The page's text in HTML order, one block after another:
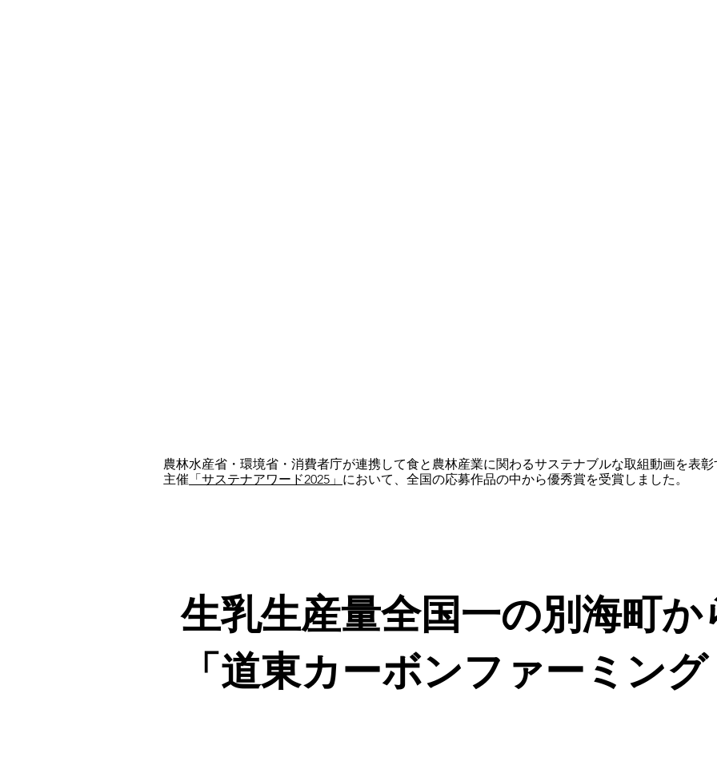
農林水産省・環境省・消費者庁が連携して食と農林産業に関わるサステナブルな取組動画を表
主催 「サステナアワード2025」 において、全国の応募作品の中から優秀賞を受賞しました。
生乳生産量全国一の別海町
「道東カーボンファーミン